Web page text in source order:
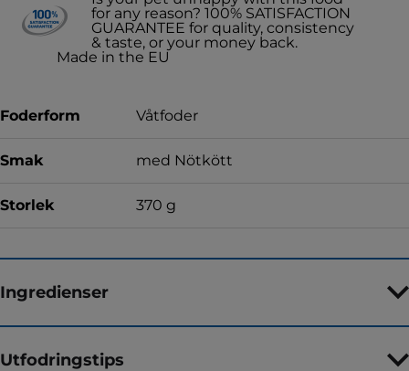
for any reason? 100% SATISFACTION
GUARANTEE for quality, consistency
& taste, or your money back.
Made in the EU
Foderform Våtfoder
Smak med Nötkött
Storlek 370 g
Ingredienser
Utfodringstips